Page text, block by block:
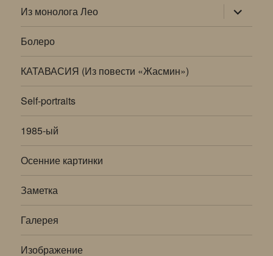
Из монолога Лео раскрыть
дочернее
меню
Болеро
КАТАВАСИЯ (Из повести «Жасмин»)
Self-portraits
1985-ый
Осенние картинки
Заметка
Галерея
Изображение